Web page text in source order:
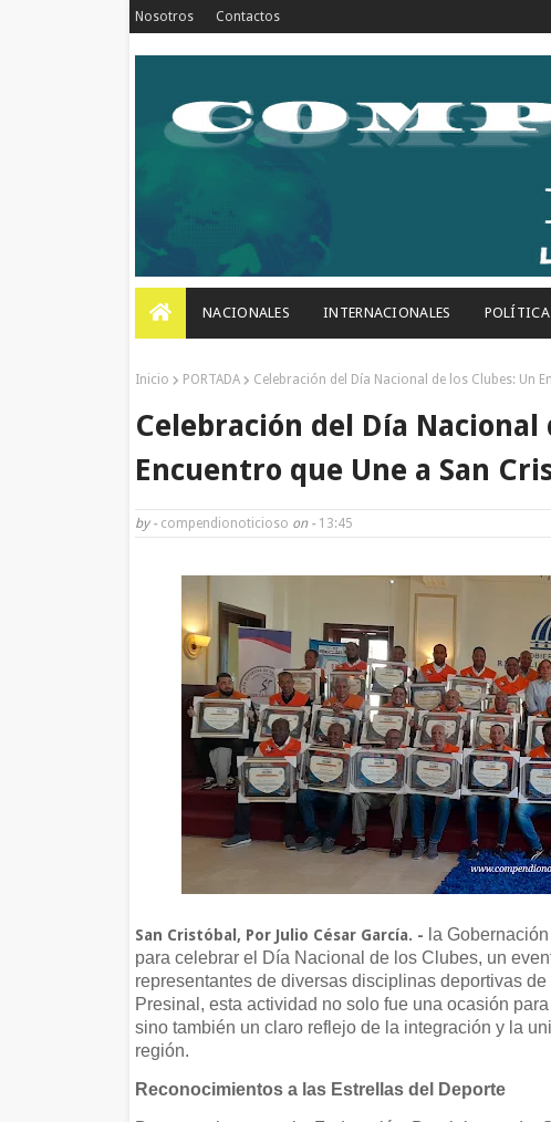
Nosotros Contactos
NACIONALES INTERNACIONALES POLÍTICA
Inicio PORTADA Celebración del Día Nacional de los Clubes: Un
Celebración del Día Nacional
Encuentro que Une a San
by - compendionoticioso on - 13:45
San Cristóbal, Por Julio César García. - la
para celebrar el Día Nacional de los Clubes, un
representantes de diversas disciplinas deportivas
Presinal, esta actividad no solo fue una ocasión
sino también un claro reflejo de la integración y la
región.
Reconocimientos a las Estrellas del Deporte